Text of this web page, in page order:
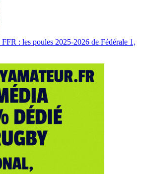
FFR : les poules 2025-2026 de Fédérale 1,